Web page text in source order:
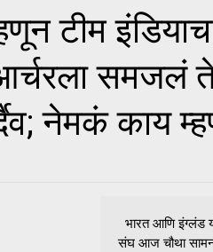
टीम
समजलं
नेमकं काय
भारत आणि इंग्लंड
संघ आज चौथा